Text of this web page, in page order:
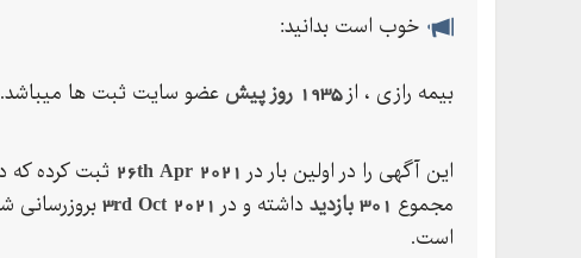
بیمه رازی عمر
بیمه رازی آتش سوزی
بیمه رازی مسافرتی
بیمه رازی انبار
بیمه رازی حوادث انفرادی و گروهی
خوب است بدانید:
بیمه رازی ، از1935 روز پیش عضو سایت ثبت ها میباشد.
این آگهی را در اولین بار در 26th Apr 2021 ثبت کرده که
مجموع 301 بازدید داشته و در 3rd Oct 2021 بروزرسانی
است.